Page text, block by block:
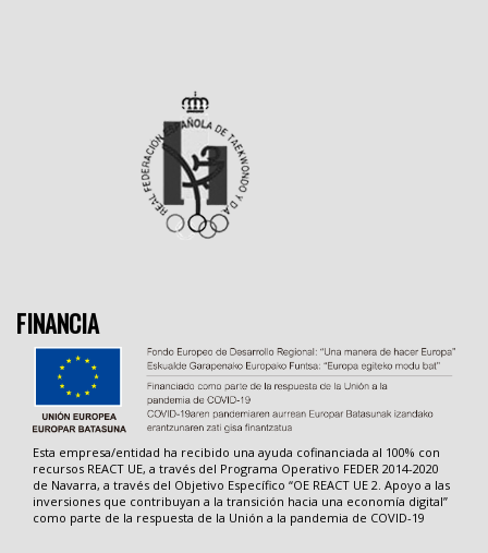
FINANCIA
Esta empresa/entidad ha recibido una ayuda cofinanciada al 100% con
recursos REACT UE, a través del Programa Operativo FEDER 2014-2020
de Navarra, a través del Objetivo Específico “OE REACT UE 2. Apoyo a las
inversiones que contribuyan a la transición hacia una economía digital”
como parte de la respuesta de la Unión a la pandemia de COVID-19